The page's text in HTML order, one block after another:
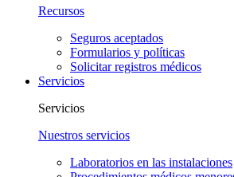
Recursos
Seguros aceptados
Formularios y políticas
Solicitar registros médicos
Servicios
Servicios
Nuestros servicios
Laboratorios en las instalaciones